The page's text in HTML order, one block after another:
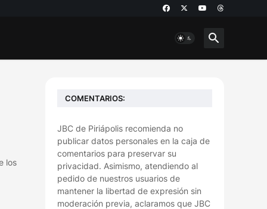
los
COMENTARIOS:
JBC de Piriápolis recomienda no
publicar datos personales en la caja de
comentarios para preservar su
privacidad. Asimismo, atendiendo al
pedido de nuestros usuarios de
mantener la libertad de expresión sin
moderación previa, aclaramos que JBC